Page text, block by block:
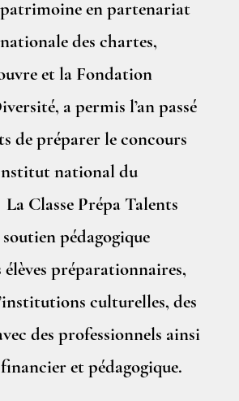
en partenariat
des chartes,
et la Fondation
a permis l’an passé
de préparer le concours
national du
Classe Prépa Talents
pédagogique
élèves préparationnaires,
culturelles, des
des professionnels ainsi
et pédagogique.